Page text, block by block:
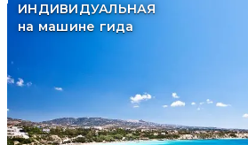
ИНДИВИДУАЛЬНАЯ
на машине гида